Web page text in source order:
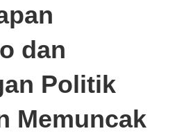
dan
Politik
Memuncak